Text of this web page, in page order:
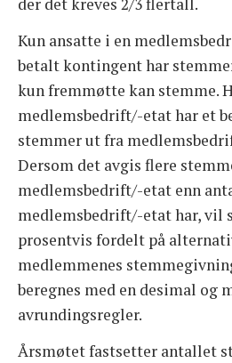
der det kreves 2/3 flertall.
Kun ansatte i en
betalt kontingent har
kun fremmøtte kan stemme.
medlemsbedrift/-etat har et
stemmer ut fra
Dersom det avgis flere
medlemsbedrift/-etat enn
medlemsbedrift/-etat har, vil
prosentvis fordelt på
medlemmenes
beregnes med en desimal og
avrundingsregler.
Årsmøtet fastsetter antallet